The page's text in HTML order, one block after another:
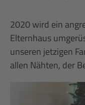
2020 wird ein
Elternhaus
unseren jetzigen
allen Nähten, der